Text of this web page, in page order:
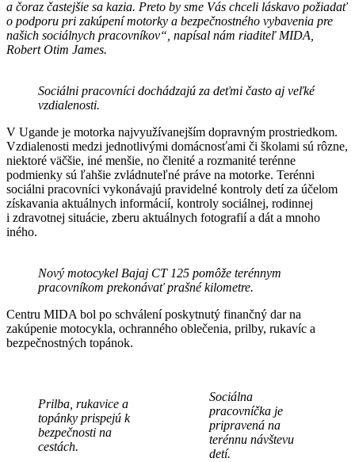
a čoraz častejšie sa kazia. Preto by sme Vás chceli láskavo požiadať
o podporu pri zakúpení motorky a bezpečnostného vybavenia pre
našich sociálnych pracovníkov“, napísal nám riaditeľ MIDA,
Robert Otim James.
Sociálni pracovníci dochádzajú za deťmi často aj veľké
vzdialenosti.
V Ugande je motorka najvyužívanejším dopravným prostriedkom.
Vzdialenosti medzi jednotlivými domácnosťami či školami sú rôzne,
niektoré väčšie, iné menšie, no členité a rozmanité terénne
podmienky sú ľahšie zvládnuteľné práve na motorke. Terénni
sociálni pracovníci vykonávajú pravidelné kontroly detí za účelom
získavania aktuálnych informácií, kontroly sociálnej, rodinnej
i zdravotnej situácie, zberu aktuálnych fotografií a dát a mnoho
iného.
Nový motocykel Bajaj CT 125 pomôže terénnym
pracovníkom prekonávať prašné kilometre.
Centru MIDA bol po schválení poskytnutý finančný dar na
zakúpenie motocykla, ochranného oblečenia, prilby, rukavíc a
bezpečnostných topánok.
Prilba, rukavice a
topánky prispejú k
bezpečnosti na
cestách.
Sociálna
pracovníčka je
pripravená na
terénnu návštevu
detí.